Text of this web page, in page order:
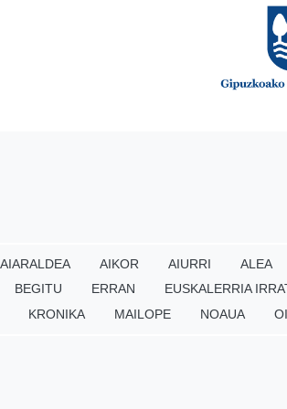
AIARALDEA AIKOR AIURRI ALEA
BEGITU
ERRAN EUSKALERRIA
KRONIKA
MAILOPE NOAUA